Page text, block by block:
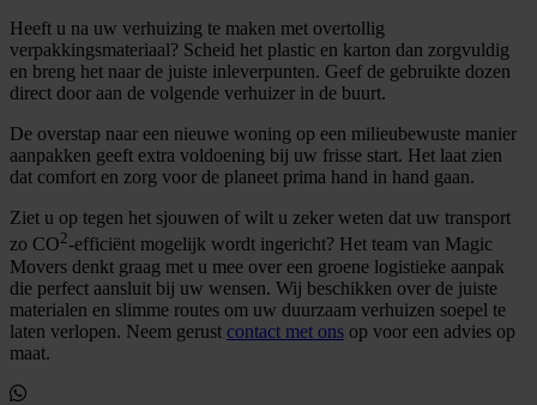
Heeft u na uw verhuizing te maken met overtollig
verpakkingsmateriaal? Scheid het plastic en karton dan zorgvuldig
en breng het naar de juiste inleverpunten. Geef de gebruikte dozen
direct door aan de volgende verhuizer in de buurt.
De overstap naar een nieuwe woning op een milieubewuste manier
aanpakken geeft extra voldoening bij uw frisse start. Het laat zien
dat comfort en zorg voor de planeet prima hand in hand gaan.
Ziet u op tegen het sjouwen of wilt u zeker weten dat uw transport
zo CO2-efficiënt mogelijk wordt ingericht? Het team van Magic
Movers denkt graag met u mee over een groene logistieke aanpak
die perfect aansluit bij uw wensen. Wij beschikken over de juiste
materialen en slimme routes om uw duurzaam verhuizen soepel te
laten verlopen. Neem gerust contact met ons op voor een advies op
maat.